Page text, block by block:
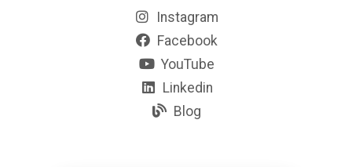
Instagram
Facebook
YouTube
Linkedin
Blog